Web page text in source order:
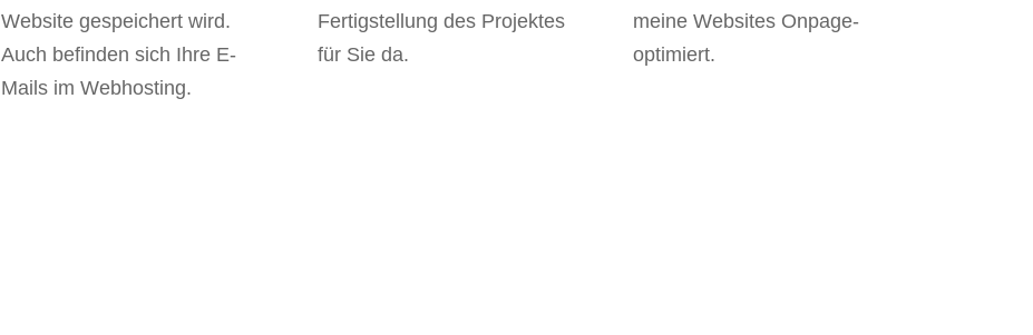
Website gespeichert wird.
Auch befinden sich Ihre E-
Mails im Webhosting.
Fertigstellung des Projektes
für Sie da.
meine Websites Onpage-
optimiert.